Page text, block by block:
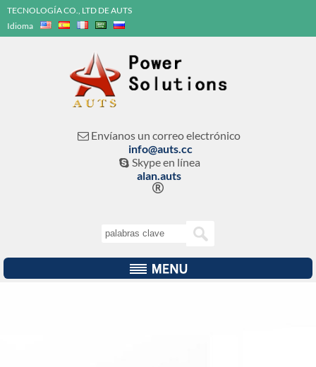
TECNOLOGÍA CO., LTD DE AUTS
Idioma
 Envíanos un correo electrónico
info@auts.cc
 Skype en línea
alan.auts
